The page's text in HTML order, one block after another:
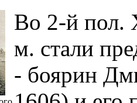
Во 2-й пол.
м. стали
- боярин